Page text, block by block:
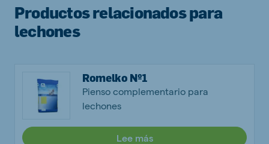
Productos relacionados para
lechones
Romelko Nº1
Pienso complementario para
lechones
Lee más